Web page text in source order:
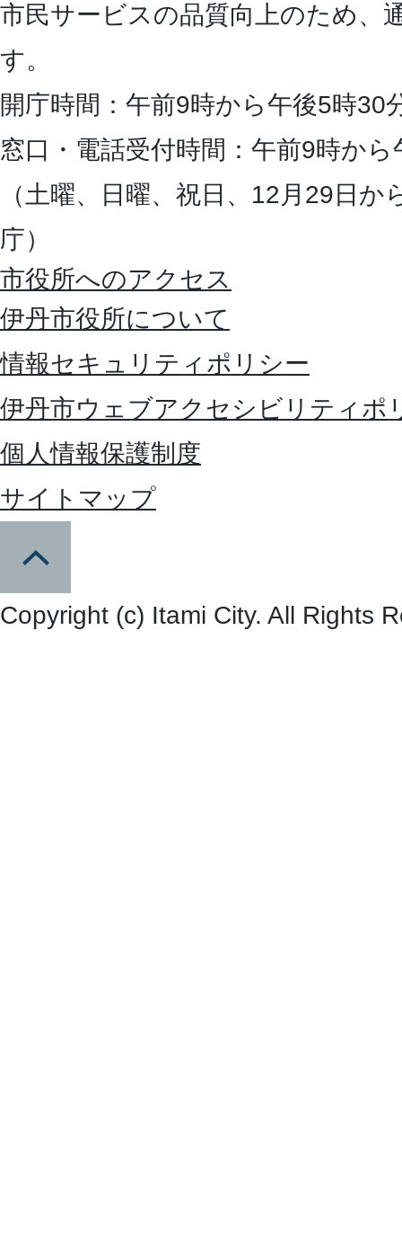
市民サービスの品質向上のため、
す。
開庁時間：午前9時から午後5時30
窓口・電話受付時間：午前9時か
（土曜、日曜、祝日、12月29日
庁）
市役所へのアクセス
伊丹市役所について
情報セキュリティポリシー
伊丹市ウェブアクセシビリティポ
個人情報保護制度
サイトマップ
Copyright (c) Itami City. All Rights